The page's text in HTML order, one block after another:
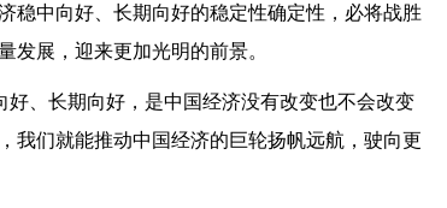
稳中向好、长期向好的稳定性确定性，必将战胜
量发展，迎来更加光明的前景。
好、长期向好，是中国经济没有改变也不会改变
我们就能推动中国经济的巨轮扬帆远航，驶向更